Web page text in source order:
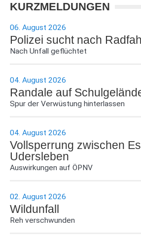
KURZMELDUNGEN
06. August 2026
Polizei sucht nach
Nach Unfall geflüchtet
04. August 2026
Randale auf
Spur der Verwüstung hinterlassen
04. August 2026
Vollsperrung zwischen
Udersleben
Auswirkungen auf ÖPNV
02. August 2026
Wildunfall
Reh verschwunden